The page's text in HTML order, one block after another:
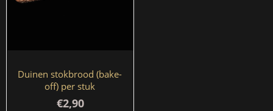
Duinen stokbrood (bake-
off) per stuk
€2,90